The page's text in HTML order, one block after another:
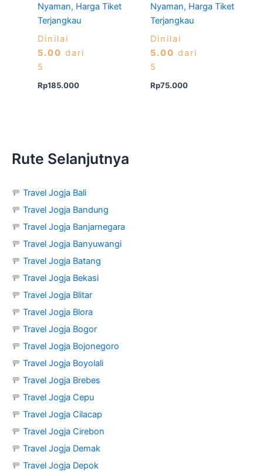
Nyaman, Harga Tiket
Terjangkau
Dinilai
5.00 dari
5
Rp185.000
Nyaman, Harga Tiket
Terjangkau
Dinilai
5.00 dari
5
Rp75.000
Rute Selanjutnya
🚥 Travel Jogja Bali
🚥 Travel Jogja Bandung
🚥 Travel Jogja Banjarnegara
🚥 Travel Jogja Banyuwangi
🚥 Travel Jogja Batang
🚥 Travel Jogja Bekasi
🚥 Travel Jogja Blitar
🚥 Travel Jogja Blora
🚥 Travel Jogja Bogor
🚥 Travel Jogja Bojonegoro
🚥 Travel Jogja Boyolali
🚥 Travel Jogja Brebes
🚥 Travel Jogja Cepu
🚥 Travel Jogja Cilacap
🚥 Travel Jogja Cirebon
🚥 Travel Jogja Demak
🚥 Travel Jogja Depok